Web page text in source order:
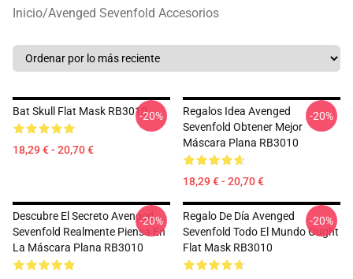
Inicio/Avenged Sevenfold Accesorios
Bat Skull Flat Mask RB3010
18,29 € - 20,70 €
-20%
Regalos Idea Avenged
Sevenfold Obtener Mejor
Máscara Plana RB3010
18,29 € - 20,70 €
-20%
Descubre El Secreto Avenged
Sevenfold Realmente Piensa En
La Máscara Plana RB3010
-20%
Regalo De Día Avenged
Sevenfold Todo El Mundo Ought
Flat Mask RB3010
-20%